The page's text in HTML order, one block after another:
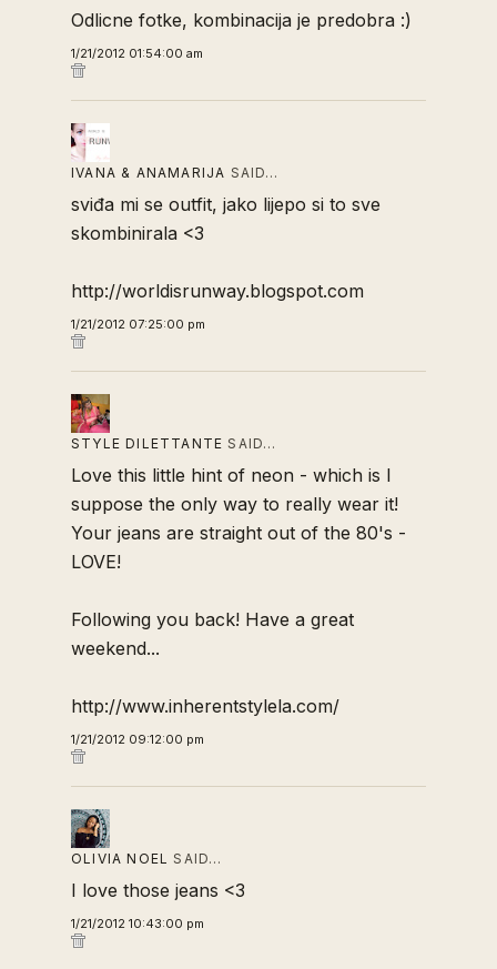
Odlicne fotke, kombinacija je predobra :)
1/21/2012 01:54:00 am
IVANA & ANAMARIJA SAID…
sviđa mi se outfit, jako lijepo si to sve
skombinirala <3
http://worldisrunway.blogspot.com
1/21/2012 07:25:00 pm
STYLE DILETTANTE SAID…
Love this little hint of neon - which is I
suppose the only way to really wear it!
Your jeans are straight out of the 80's -
LOVE!
Following you back! Have a great
weekend...
http://www.inherentstylela.com/
1/21/2012 09:12:00 pm
OLIVIA NOEL SAID…
I love those jeans <3
1/21/2012 10:43:00 pm